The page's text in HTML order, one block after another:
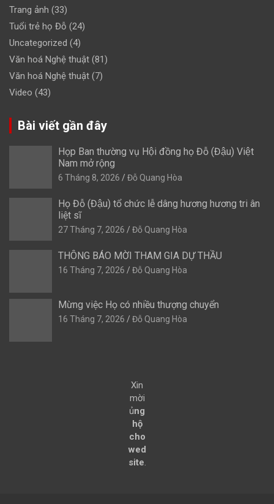
Trang ảnh (33)
Tuổi trẻ họ Đỗ (24)
Uncategorized (4)
Văn hoá Nghệ thuật (81)
Văn hoá Nghệ thuật (7)
Video (43)
Bài viết gần đây
Họp Ban thường vụ Hội đồng họ Đỗ (Đậu) Việt
Nam mở rộng
6 Tháng 8, 2026 Đỗ Quang Hòa
Họ Đỗ (Đậu) tổ chức lễ dâng hương hương tri ân
liệt sĩ
27 Tháng 7, 2026 Đỗ Quang Hòa
THÔNG BÁO MỜI THAM GIA DỰ THẦU
16 Tháng 7, 2026 Đỗ Quang Hòa
Mừng việc Họ có nhiều thượng chuyển
16 Tháng 7, 2026 Đỗ Quang Hòa
Xin
mời
ủng
hộ
cho
wed
site.